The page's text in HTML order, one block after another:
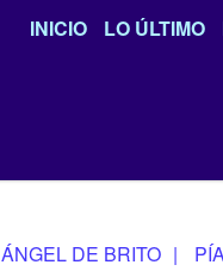
INICIO LO ÚLTIMO
ÁNGEL DE BRITO |